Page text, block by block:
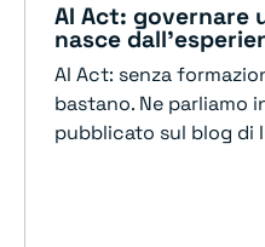
AI Act: governare
nasce
AI Act: senza
bastano. Ne parliamo
pubblicato sul blog di